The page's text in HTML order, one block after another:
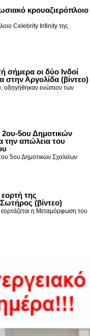
κρουαζιερόπλοιο
Celebrity Infinity της
σήμερα οι δύο Ινδοί
στην Αργολίδα (βίντεο)
οδηγήθηκαν ενώπιον των
5ου Δημοτικών
την απώλεια του
5ου Δημοτικών Σχολείων
της
(βίντεο)
η Μεταμόρφωση του